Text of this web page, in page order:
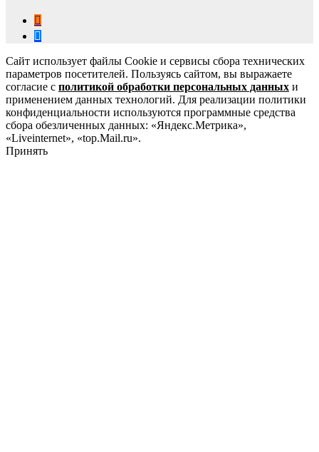
Сайт использует файлы Cookie и сервисы сбора технических
параметров посетителей. Пользуясь сайтом, вы выражаете
согласие с политикой обработки персональных данных и
применением данных технологий. Для реализации политики
конфиденциальности используются программные средства
сбора обезличенных данных: «Яндекс.Метрика»,
«Liveinternet», «top.Mail.ru».
Принять